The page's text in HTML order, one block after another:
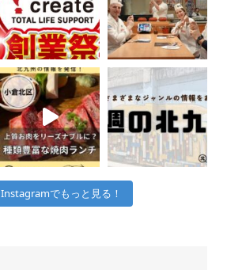
Instagramでもっと見る！